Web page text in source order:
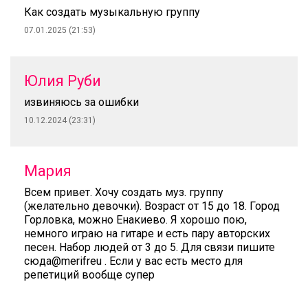
Как создать музыкальную группу
07.01.2025 (21:53)
Юлия Руби
извиняюсь за ошибки
10.12.2024 (23:31)
Мария
Всем привет. Хочу создать муз. группу
(желательно девочки). Возраст от 15 до 18. Город
Горловка, можно Енакиево. Я хорошо пою,
немного играю на гитаре и есть пару авторских
песен. Набор людей от 3 до 5. Для связи пишите
сюда@merifreu . Если у вас есть место для
репетиций вообще супер